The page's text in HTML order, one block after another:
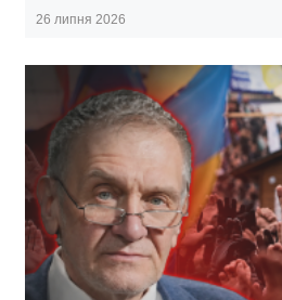
26 липня 2026